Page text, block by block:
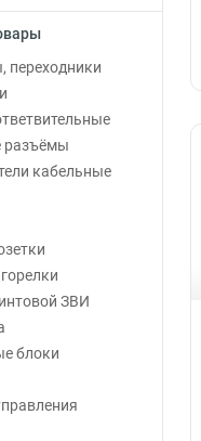
переходники
разъёмы
кабельные
ЗВИ
блоки